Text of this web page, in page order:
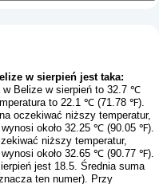
w sierpień jest taka:
w Belize w sierpień to 32.7 ℃
to 22.1 ℃ (71.78 ℉).
oczekiwać niższy temperatur,
około 32.25 ℃ (90.05 ℉).
niższy temperatur,
około 32.65 ℃ (90.77 ℉).
jest 18.5. Średnia suma
ten numer). Przy